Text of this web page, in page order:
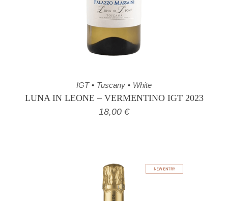
IGT Tuscany White
LUNA IN LEONE – VERMENTINO IGT 2023
18,00 €